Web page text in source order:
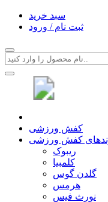
سبد خرید
ثبت نام / ورود
کفش ورزشی
کفش ورزشی
ریبوک
کلمبیا
گلدن گوس
هرمس
نورث فیس